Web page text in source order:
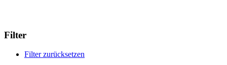
Filter
Filter zurücksetzen